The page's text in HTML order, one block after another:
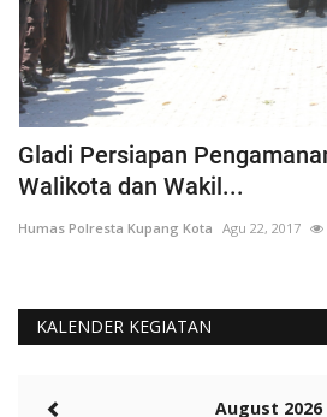
Gladi Persiapan
Walikota dan Wakil...
Humas Polresta Kupang Kota Agu 22, 2017
KALENDER KEGIATAN
August 2026